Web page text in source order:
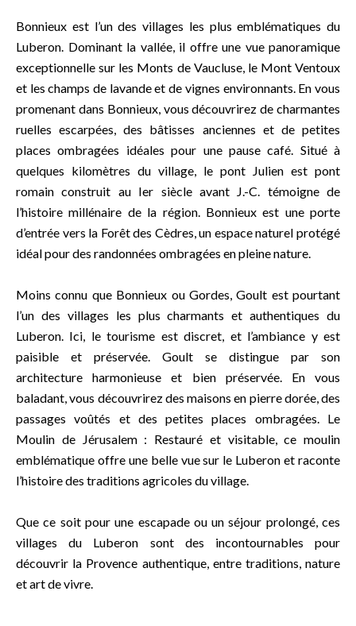
Bonnieux est l’un des villages les plus emblématiques du
Luberon. Dominant la vallée, il offre une vue panoramique
exceptionnelle sur les Monts de Vaucluse, le Mont Ventoux
et les champs de lavande et de vignes environnants. En vous
promenant dans Bonnieux, vous découvrirez de charmantes
ruelles escarpées, des bâtisses anciennes et de petites
places ombragées idéales pour une pause café. Situé à
quelques kilomètres du village, le pont Julien est pont
romain construit au Ier siècle avant J.-C. témoigne de
l’histoire millénaire de la région. Bonnieux est une porte
d’entrée vers la Forêt des Cèdres, un espace naturel protégé
idéal pour des randonnées ombragées en pleine nature.
Moins connu que Bonnieux ou Gordes, Goult est pourtant
l’un des villages les plus charmants et authentiques du
Luberon. Ici, le tourisme est discret, et l’ambiance y est
paisible et préservée. Goult se distingue par son
architecture harmonieuse et bien préservée. En vous
baladant, vous découvrirez des maisons en pierre dorée, des
passages voûtés et des petites places ombragées. Le
Moulin de Jérusalem : Restauré et visitable, ce moulin
emblématique offre une belle vue sur le Luberon et raconte
l’histoire des traditions agricoles du village.
Que ce soit pour une escapade ou un séjour prolongé, ces
villages du Luberon sont des incontournables pour
découvrir la Provence authentique, entre traditions, nature
et art de vivre.